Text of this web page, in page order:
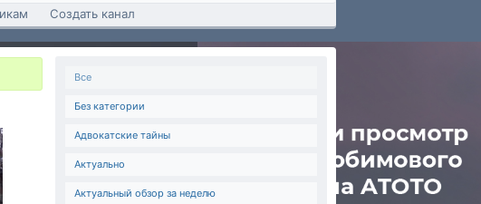
Создать канал
Все
Без категории
Адвокатские тайны
Актуально
Актуальный обзор за неделю